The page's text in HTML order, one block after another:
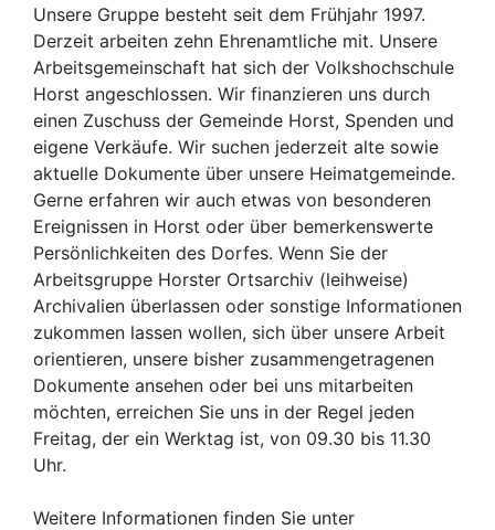
Unsere Gruppe besteht seit dem Frühjahr 1997.
Derzeit arbeiten zehn Ehrenamtliche mit. Unsere
Arbeitsgemeinschaft hat sich der Volkshochschule
Horst angeschlossen. Wir finanzieren uns durch
einen Zuschuss der Gemeinde Horst, Spenden und
eigene Verkäufe. Wir suchen jederzeit alte sowie
aktuelle Dokumente über unsere Heimatgemeinde.
Gerne erfahren wir auch etwas von besonderen
Ereignissen in Horst oder über bemerkenswerte
Persönlichkeiten des Dorfes. Wenn Sie der
Arbeitsgruppe Horster Ortsarchiv (leihweise)
Archivalien überlassen oder sonstige Informationen
zukommen lassen wollen, sich über unsere Arbeit
orientieren, unsere bisher zusammengetragenen
Dokumente ansehen oder bei uns mitarbeiten
möchten, erreichen Sie uns in der Regel jeden
Freitag, der ein Werktag ist, von 09.30 bis 11.30
Uhr.
Weitere Informationen finden Sie unter